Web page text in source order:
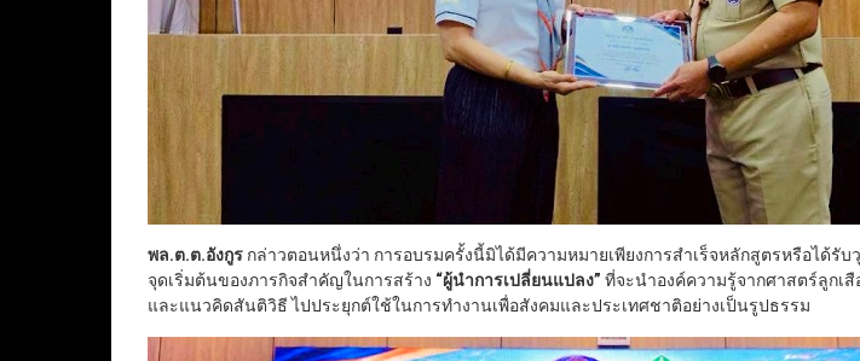
พล.ต.ต.อังกูร กล่าวตอนหนึ่งว่า การอบรมครั้งนี้มิได้มีความหมายเพียงการสำเร็จหลักสูตรหรือได้รั
จุดเริ่มต้นของภารกิจสำคัญในการสร้าง “ผู้นำการเปลี่ยนแปลง” ที่จะนำองค์ความรู้จากศาสตร์ลูกเ
และแนวคิดสันติวิธี ไปประยุกต์ใช้ในการทำงานเพื่อสังคมและประเทศชาติอย่างเป็นรูปธรรม